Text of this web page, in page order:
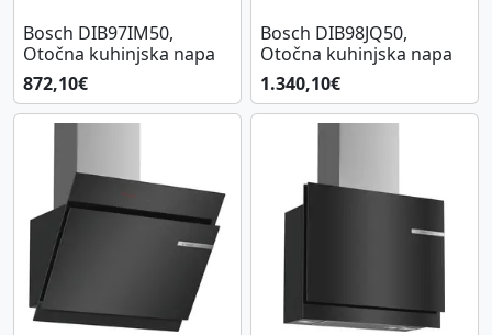
Bosch DIB97IM50,
Otočna kuhinjska napa
872,10€
Bosch DIB98JQ50,
Otočna kuhinjska napa
1.340,10€